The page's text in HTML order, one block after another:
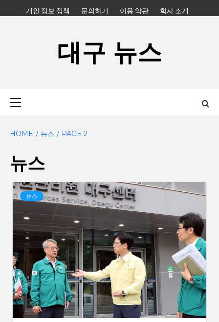
to
개인 정보 정책 문의하기 이용 약관 회사 소개
대구 뉴스
HOME 뉴스 PAGE 2
뉴스
뉴스